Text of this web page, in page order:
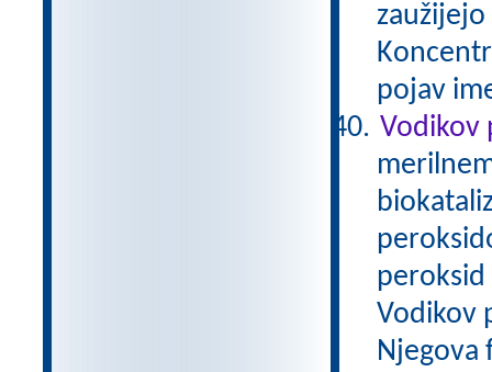
pojav
Vodikov
peroksid
Vodikov
Njegova